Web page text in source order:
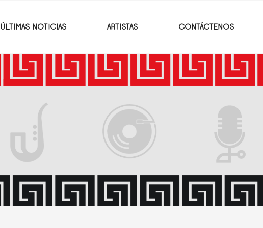
ÚLTIMAS NOTICIAS ARTISTAS CONTÁCTENOS